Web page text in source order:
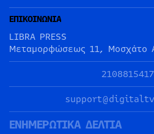
ΕΠΙΚΟΙΝΩΝΙΑ
LIBRA PRESS
Μεταμορφώσεως 11, Μοσχάτο
2108815417
ΕΝΗΜΕΡΩΤΙΚΑ ΔΕΛΤΙΑ